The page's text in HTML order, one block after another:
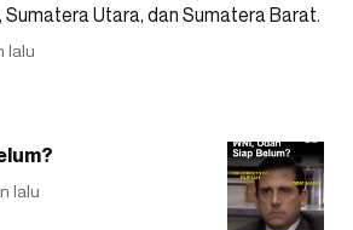
Utara, dan Sumatera Barat.
lalu
lalu